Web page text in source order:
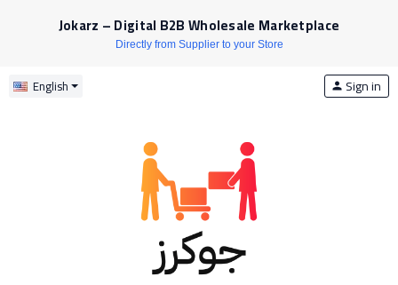
Jokarz – Digital B2B Wholesale Marketplace
Directly from Supplier to your Store
English person Sign in